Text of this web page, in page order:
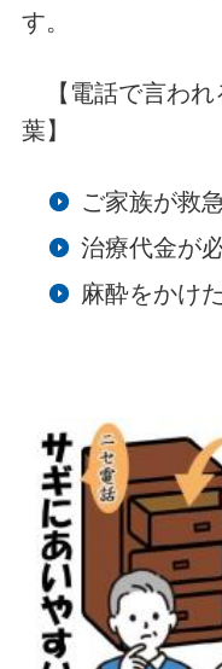
す。
【電話で言われ
葉】
ご家族が救
治療代金が
麻酔をかけ